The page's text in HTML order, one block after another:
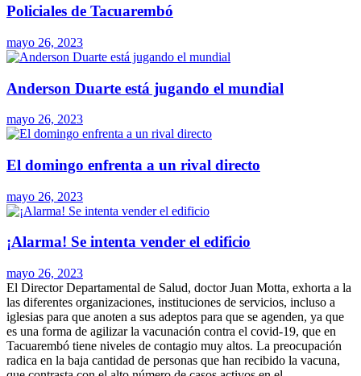
Policiales de Tacuarembó
mayo 26, 2023
Anderson Duarte está jugando el mundial
mayo 26, 2023
El domingo enfrenta a un rival directo
mayo 26, 2023
¡Alarma! Se intenta vender el edificio
mayo 26, 2023
El Director Departamental de Salud, doctor Juan Motta, exhorta a la
las diferentes organizaciones, instituciones de servicios, incluso a
iglesias para que anoten a sus adeptos para que se agenden, ya que
es una forma de agilizar la vacunación contra el covid-19, que en
Tacuarembó tiene niveles de contagio muy altos. La preocupación
radica en la baja cantidad de personas que han recibido la vacuna,